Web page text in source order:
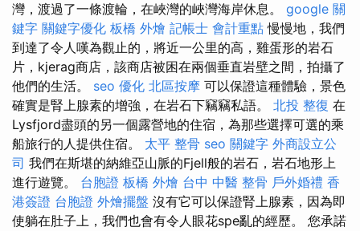
灣，渡過了一條渡輪，在峽灣的峽灣海岸休息。 google 關
鍵字 關鍵字優化 板橋 外燴 記帳士 會計重點 慢慢地，我們
到達了令人嘆為觀止的，將近一公里的高，雞蛋形的岩石
片，kjerag商店，該商店被困在兩個垂直岩壁之間，拍攝了
他們的生活。 seo 優化 北區按摩 可以保證這種體驗，景色
確實是腎上腺素的增強，在岩石下竊竊私語。 北投 整復 在
Lysfjord盡頭的另一個露營地的住宿，為那些選擇可選的乘
船旅行的人提供住宿。 太平 整骨 seo 關鍵字 外商設立公
司 我們在斯堪的納維亞山脈的Fjell般的岩石，岩石地形上
進行遊覽。 台胞證 板橋 外燴 台中 中醫 整骨 戶外婚禮 香
港簽證 台胞證 外燴擺盤 沒有它可以保證腎上腺素，因為即
使躺在肚子上，我們也會有令人眼花spe亂的經歷。 您承諾